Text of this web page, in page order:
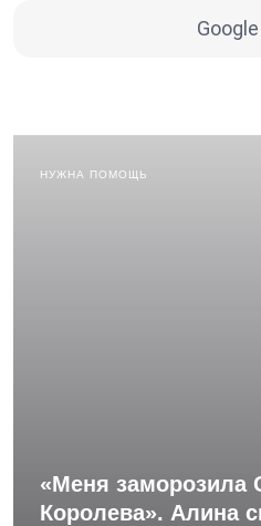
НУЖНА ПОМОЩЬ
«Меня заморозила
Королева». Алина